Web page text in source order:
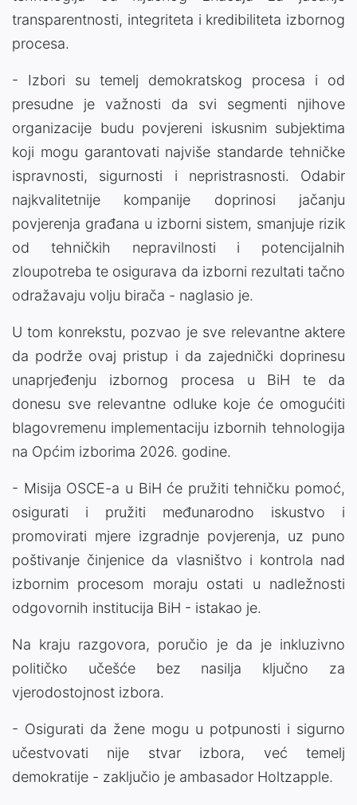
transparentnosti, integriteta i kredibiliteta izbornog
procesa.
- Izbori su temelj demokratskog procesa i od
presudne je važnosti da svi segmenti njihove
organizacije budu povjereni iskusnim subjektima
koji mogu garantovati najviše standarde tehničke
ispravnosti, sigurnosti i nepristrasnosti. Odabir
najkvalitetnije kompanije doprinosi jačanju
povjerenja građana u izborni sistem, smanjuje rizik
od tehničkih nepravilnosti i potencijalnih
zloupotreba te osigurava da izborni rezultati tačno
odražavaju volju birača - naglasio je.
U tom konrekstu, pozvao je sve relevantne aktere
da podrže ovaj pristup i da zajednički doprinesu
unaprjeđenju izbornog procesa u BiH te da
donesu sve relevantne odluke koje će omogućiti
blagovremenu implementaciju izbornih tehnologija
na Općim izborima 2026. godine.
- Misija OSCE-a u BiH će pružiti tehničku pomoć,
osigurati i pružiti međunarodno iskustvo i
promovirati mjere izgradnje povjerenja, uz puno
poštivanje činjenice da vlasništvo i kontrola nad
izbornim procesom moraju ostati u nadležnosti
odgovornih institucija BiH - istakao je.
Na kraju razgovora, poručio je da je inkluzivno
političko učešće bez nasilja ključno za
vjerodostojnost izbora.
- Osigurati da žene mogu u potpunosti i sigurno
učestvovati nije stvar izbora, već temelj
demokratije - zaključio je ambasador Holtzapple.